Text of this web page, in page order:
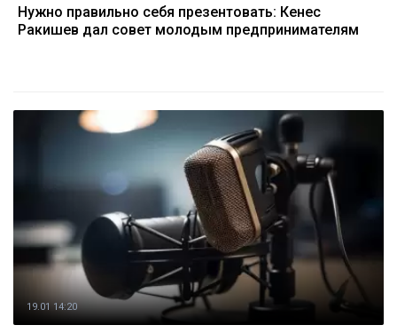
Нужно правильно себя презентовать: Кенес
Ракишев дал совет молодым предпринимателям
19.01 14:20